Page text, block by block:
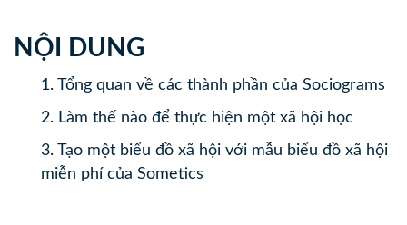
NỘI DUNG
1. Tổng quan về các thành phần của Sociograms
2. Làm thế nào để thực hiện một xã hội học
3. Tạo một biểu đồ xã hội với mẫu biểu đồ xã hội
miễn phí của Sometics